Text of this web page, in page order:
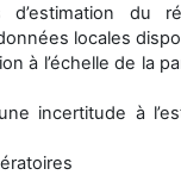
d’estimation du
locales
à l’échelle de la
incertitude à